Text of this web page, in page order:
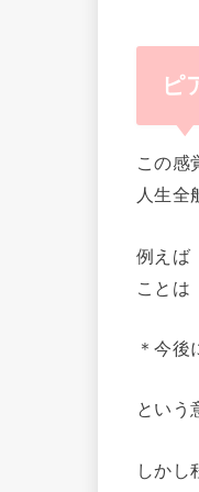
ピ
この感
人生全
例えば
ことは
＊今後
という
しかし